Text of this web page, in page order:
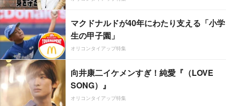
マクドナルドが40年にわたり支える「小学
生の甲子園」
オリコンタイアップ特集
向井康二イケメンすぎ！純愛『（LOVE
SONG）』
オリコンタイアップ特集